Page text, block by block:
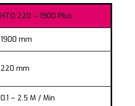
HTO 220 – 1900 Plus
1900 mm
220 mm
0.1 – 2.5 M / Min